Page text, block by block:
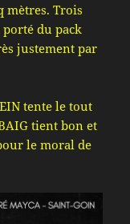
mètres. Trois
du pack
justement par
tente le tout
tient bon et
le moral de